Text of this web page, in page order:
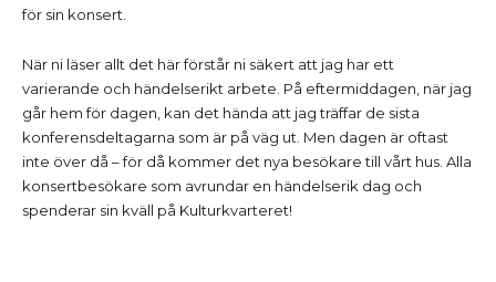
för sin konsert.
När ni läser allt det här förstår ni säkert att jag har ett
varierande och händelserikt arbete. På eftermiddagen, när jag
går hem för dagen, kan det hända att jag träffar de sista
konferensdeltagarna som är på väg ut. Men dagen är oftast
inte över då – för då kommer det nya besökare till vårt hus. Alla
konsertbesökare som avrundar en händelserik dag och
spenderar sin kväll på Kulturkvarteret!